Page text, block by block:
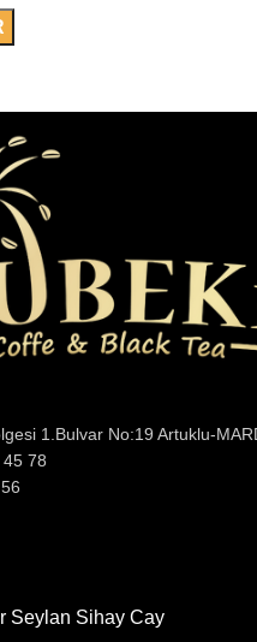
1.Bulvar No:19 Artuklu-
78
Seylan Sihay Cay